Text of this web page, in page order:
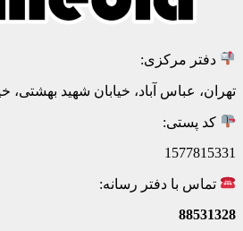
دفتر مرکزی:
تهران، عباس آباد، خیابان شهید بهشتی،
کد پستی:
1577815331
تماس با دفتر رسانه:
88531328